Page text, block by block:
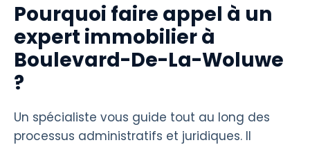
Pourquoi faire appel à un
expert immobilier à
Boulevard-De-La-Woluwe
?
Un spécialiste vous guide tout au long des
processus administratifs et juridiques. Il